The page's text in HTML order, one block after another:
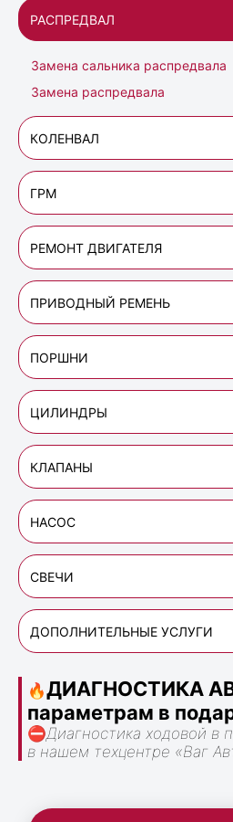
РАСПРЕДВАЛ
Замена сальника распредвала
Замена распредвала
КОЛЕНВАЛ
ГРМ
РЕМОНТ ДВИГАТЕЛЯ
ПРИВОДНЫЙ РЕМЕНЬ
ПОРШНИ
ЦИЛИНДРЫ
КЛАПАНЫ
НАСОС
СВЕЧИ
ДОПОЛНИТЕЛЬНЫЕ УСЛУГИ
🔥ДИАГНОСТИКА
параметрам в
⛔Диагностика ходовой в
в нашем техцентре «Ваг